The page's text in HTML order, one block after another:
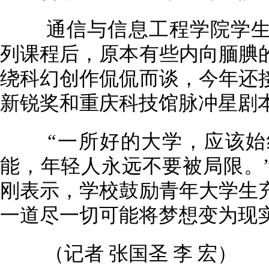
通信与信息工程学院学生
列课程后，原本有些内向腼腆
绕科幻创作侃侃而谈，今年还
新锐奖和重庆科技馆脉冲星剧
“一所好的大学，应该始
能，年轻人永远不要被局限
刚表示，学校鼓励青年大学
一道尽一切可能将梦想变为现
（记者 张国圣 李 宏）